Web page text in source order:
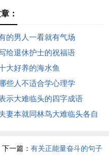
：
的男人一看就有气场
给退休护士的祝福语
大好养的海水鱼
些人不适合学心理学
示大难临头的四字成语
妻本就同林鸟大难临头各自
下一篇： 有关正能量奋斗的句子